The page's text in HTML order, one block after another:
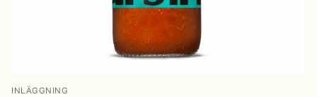
INLÄGGNING